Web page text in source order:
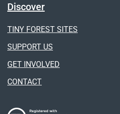
Discover
TINY FOREST SITES
SUPPORT US
GET INVOLVED
CONTACT